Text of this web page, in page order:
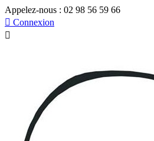
Appelez-nous : 02 98 56 59 66
 Connexion
